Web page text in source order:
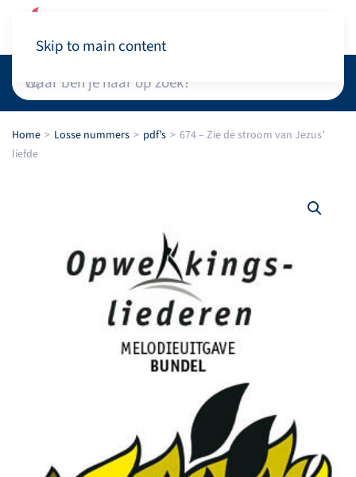
Skip to main content
Home Losse nummers pdf’s
674 – Zie de stroom van Jezus’
liefde